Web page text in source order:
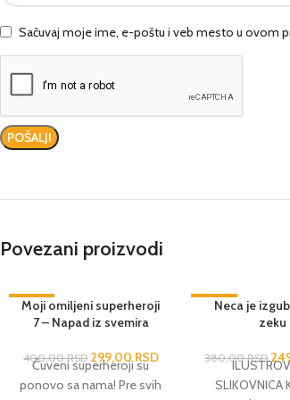
Sačuvaj moje ime, e-poštu i veb mesto u ovom
Povezani proizvodi
-25%
Moji omiljeni superheroji
7 – Napad iz svemira
400,00RSD 299,00 RSD
Čuveni superheroji su
ponovo sa nama! Pre svih
-34%
Neca je
zeku
380,00RSD
SLIKOVNICA